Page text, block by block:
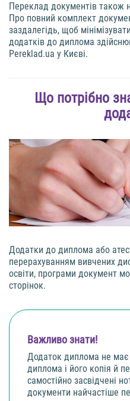
Переклад документів також
Про повний комплект
заздалегідь, щоб
додатків до диплома
Pereklad.ua у Києві.
Що потрібно
Додатки до диплома або
перерахуванням вивчених
освіти, програми документ
сторінок.
Важливо знати!
Додаток диплома не має
диплома і його копія й
самостійно засвідчені
документи найчастіше